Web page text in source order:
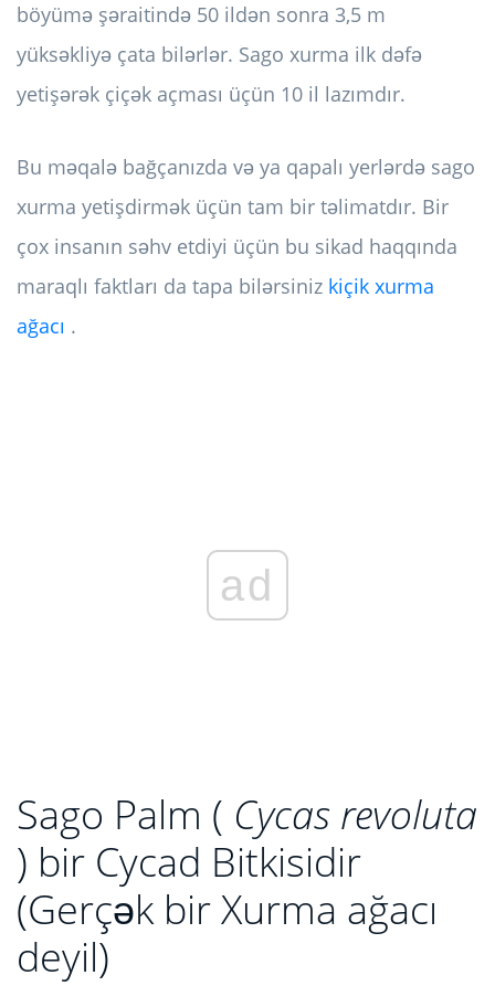
böyümə şəraitində 50 ildən sonra 3,5 m
yüksəkliyə çata bilərlər. Sago xurma ilk dəfə
yetişərək çiçək açması üçün 10 il lazımdır.
Bu məqalə bağçanızda və ya qapalı yerlərdə sago
xurma yetişdirmək üçün tam bir təlimatdır. Bir
çox insanın səhv etdiyi üçün bu sikad haqqında
maraqlı faktları da tapa bilərsiniz kiçik xurma
ağacı .
ad
Sago Palm ( Cycas revoluta
) bir Cycad Bitkisidir
(Gerçək bir Xurma ağacı
deyil)